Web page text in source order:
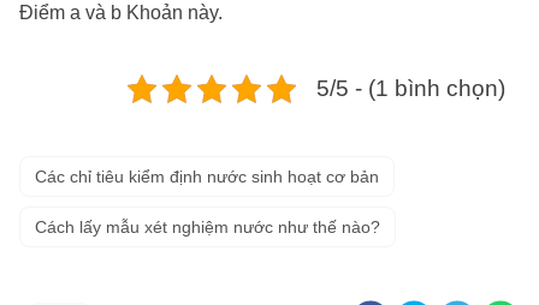
Điểm a và b Khoản này.
5/5 - (1 bình chọn)
Các chỉ tiêu kiểm định nước sinh hoạt cơ bản
Cách lấy mẫu xét nghiệm nước như thế nào?